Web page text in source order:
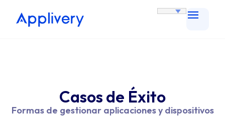
Casos de Éxito
Formas de gestionar aplicaciones y dispositivos